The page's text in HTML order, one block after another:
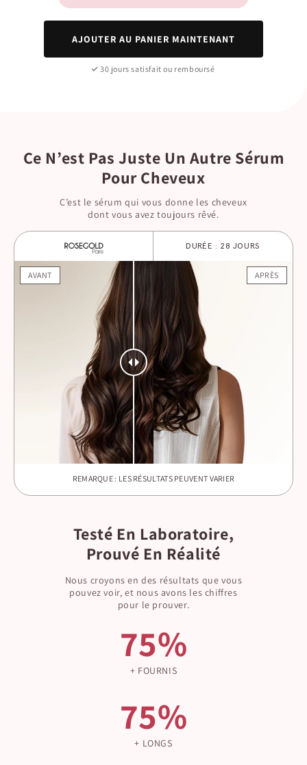
AJOUTER AU PANIER MAINTENANT
30 jours satisfait ou remboursé
Ce N’est Pas Juste Un Autre Sérum
Pour Cheveux
C’est le sérum qui vous donne les cheveux
dont vous avez toujours rêvé.
DURÉE : 28 JOURS
APRÈS
AVANT
REMARQUE : LES RÉSULTATS PEUVENT VARIER
Testé En Laboratoire,
Prouvé En Réalité
Nous croyons en des résultats que vous
pouvez voir, et nous avons les chiffres
pour le prouver.
75%
+ FOURNIS
75%
+ LONGS